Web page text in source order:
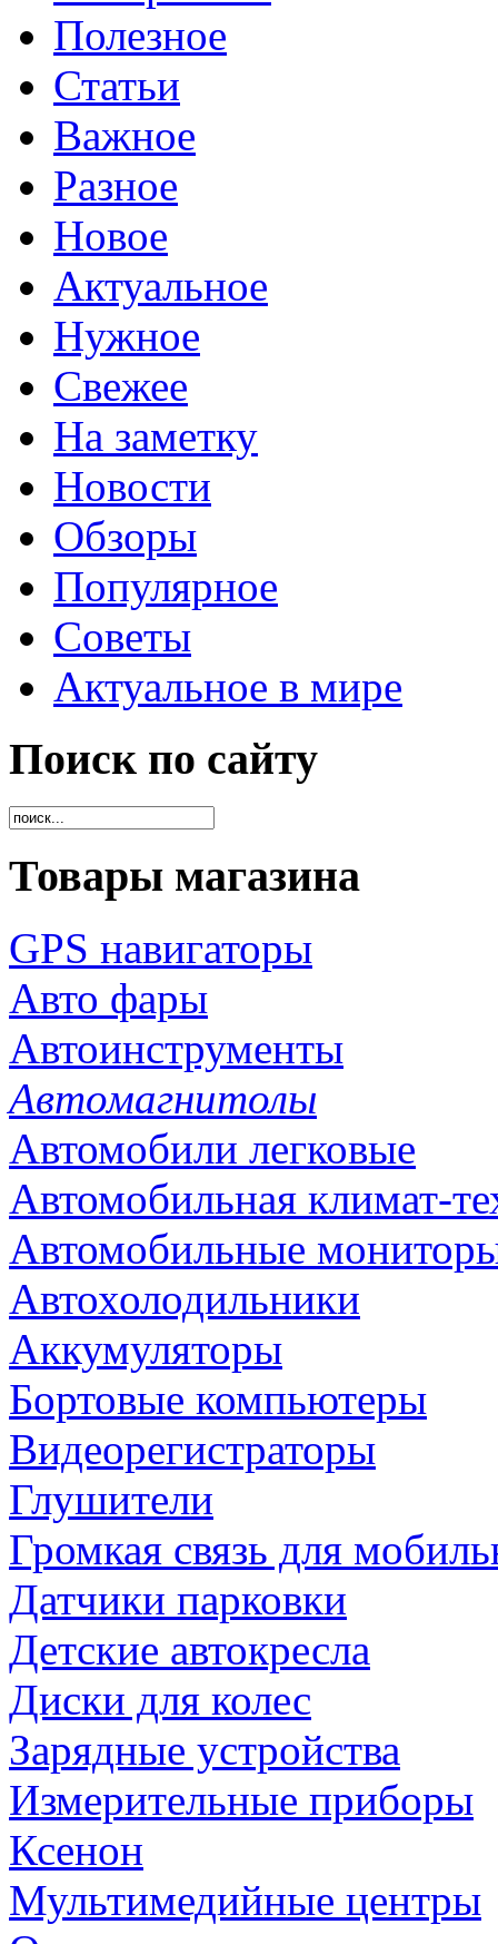
Полезное
Статьи
Важное
Разное
Новое
Актуальное
Нужное
Свежее
На заметку
Новости
Обзоры
Популярное
Советы
Актуальное в мире
Поиск по сайту
Товары магазина
GPS навигаторы
Авто фары
Автоинструменты
Автомагнитолы
Автомобили легковые
Автомобильная климат-
Автомобильные
Автохолодильники
Аккумуляторы
Бортовые компьютеры
Видеорегистраторы
Глушители
Громкая связь для
Датчики парковки
Детские автокресла
Диски для колес
Зарядные устройства
Измерительные приборы
Ксенон
Мультимедийные центры